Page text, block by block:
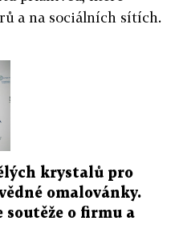
a na sociálních sítích.
krystalů pro
omalovánky.
soutěže o firmu a